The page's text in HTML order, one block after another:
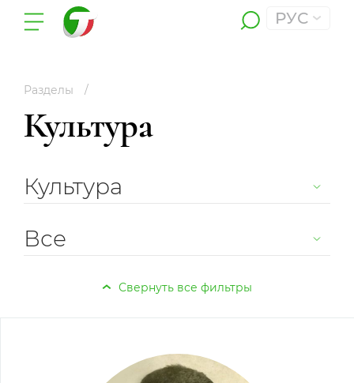
РУС
Разделы
Культура
Культура
Все